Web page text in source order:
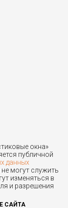
окна»
публичной
данных
могут служить
изменяться в
и разрешения
САЙТА